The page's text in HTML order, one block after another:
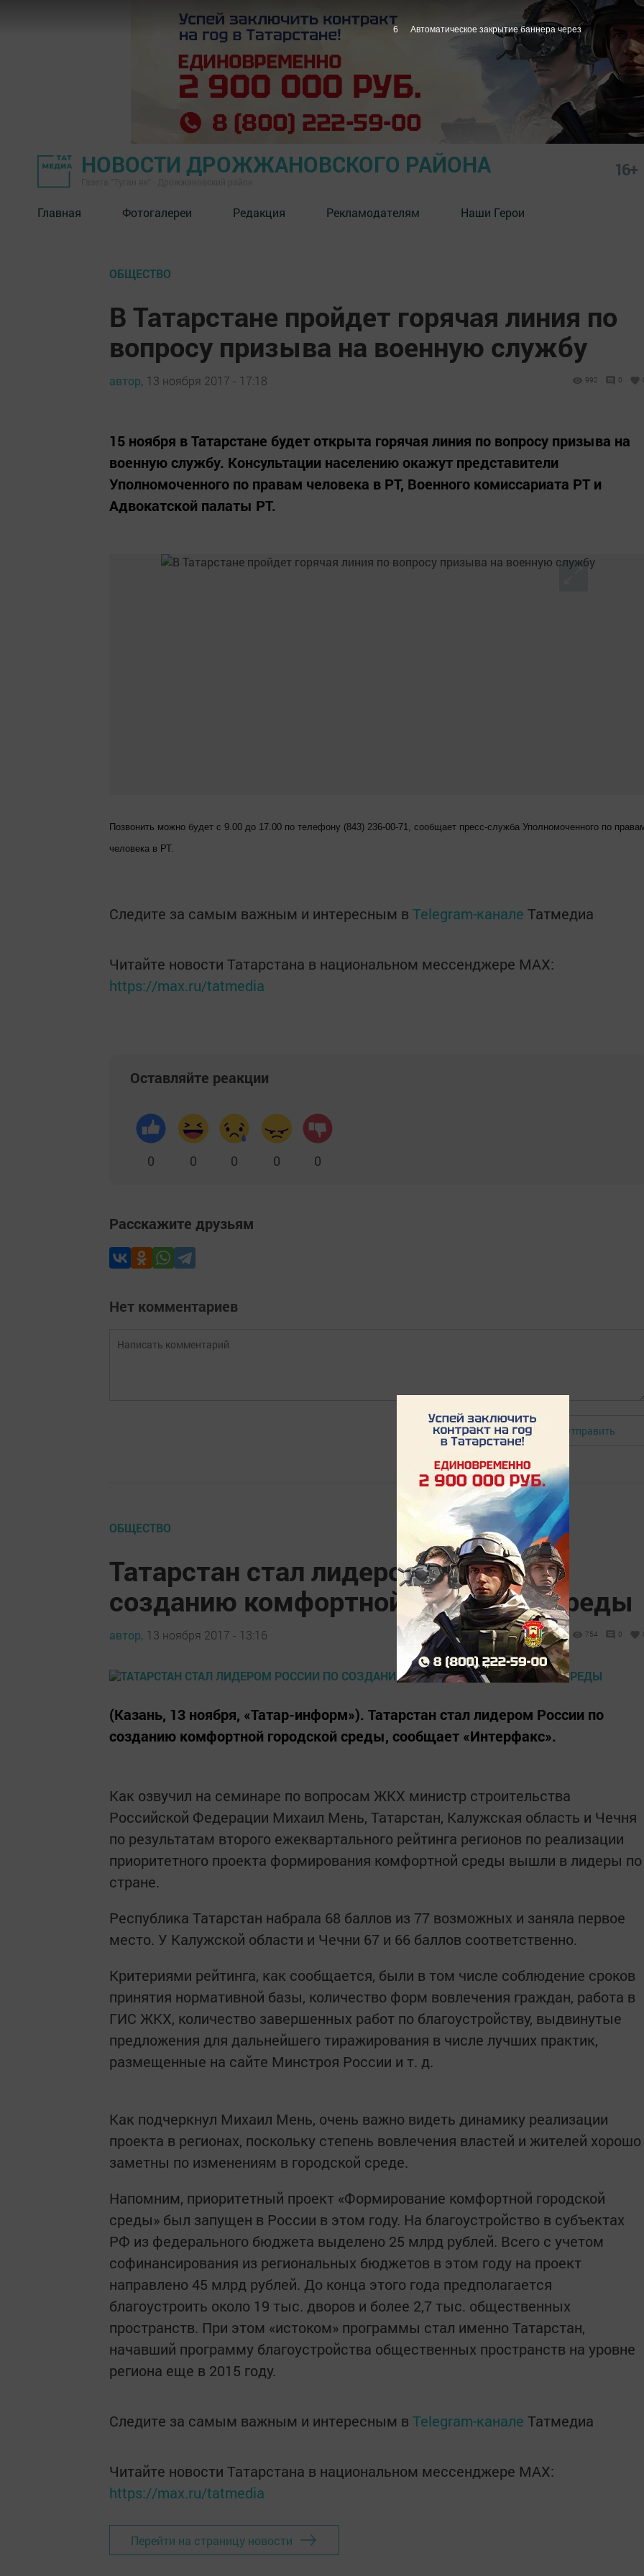
НОВОСТИ ДРОЖЖАНОВСКОГО РАЙОНА 16+
Главная Фотогалереи Редакция Рекламодателям Наши Герои
ОБЩЕСТВО
В Татарстане пройдет горячая линия по
вопросу призыва на военную службу
автор, 13 ноября 2017 - 17:18 992 0
15 ноября в Татарстане будет открыта горячая линия по вопросу призыва на
военную службу. Консультации населению окажут представители
Уполномоченного по правам человека в РТ, Военного комиссариата РТ и
Адвокатской палаты РТ.
Позвонить можно будет с 9.00 до 17.00 по телефону (843) 236-00-71, сообщает пресс-служба Уполномоченного по
человека в РТ.
Следите за самым важным и интересным в Telegram-канале Татмедиа
Читайте новости Татарстана в национальном мессенджере MАХ:
https://max.ru/tatmedia
Оставляйте реакции
0 0 0 0 0
Расскажите друзьям
Нет комментариев
Авторизоваться Отправить
ОБЩЕСТВО
Татарстан стал лидером России по
созданию комфортной городской среды
автор, 13 ноября 2017 - 13:16 754 0
(Казань, 13 ноября, «Татар-информ»). Татарстан стал лидером России по
созданию комфортной городской среды, сообщает «Интерфакс».
Как озвучил на семинаре по вопросам ЖКХ министр строительства
Российской Федерации Михаил Мень, Татарстан, Калужская область и Чечня
по результатам второго ежеквартального рейтинга регионов по реализации
приоритетного проекта формирования комфортной среды вышли в лидеры по
стране.
Республика Татарстан набрала 68 баллов из 77 возможных и заняла первое
место. У Калужской области и Чечни 67 и 66 баллов соответственно.
Критериями рейтинга, как сообщается, были в том числе соблюдение сроков
принятия нормативной базы, количество форм вовлечения граждан, работа в
ГИС ЖКХ, количество завершенных работ по благоустройству, выдвинутые
предложения для дальнейшего тиражирования в числе лучших практик,
размещенные на сайте Минстроя России и т. д.
Как подчеркнул Михаил Мень, очень важно видеть динамику реализации
проекта в регионах, поскольку степень вовлечения властей и жителей хорошо
заметны по изменениям в городской среде.
Напомним, приоритетный проект «Формирование комфортной городской
среды» был запущен в России в этом году. На благоустройство в субъектах
РФ из федерального бюджета выделено 25 млрд рублей. Всего с учетом
софинансирования из региональных бюджетов в этом году на проект
направлено 45 млрд рублей. До конца этого года предполагается
благоустроить около 19 тыс. дворов и более 2,7 тыс. общественных
пространств. При этом «истоком» программы стал именно Татарстан,
начавший программу благоустройства общественных пространств на уровне
региона еще в 2015 году.
Следите за самым важным и интересным в Telegram-канале Татмедиа
Читайте новости Татарстана в национальном мессенджере MАХ:
https://max.ru/tatmedia
Перейти на страницу новости
5 Автоматическое закрытие баннера через